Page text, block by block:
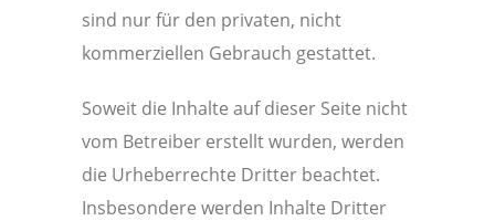
sind nur für den privaten, nicht
kommerziellen Gebrauch gestattet.
Soweit die Inhalte auf dieser Seite nicht
vom Betreiber erstellt wurden, werden
die Urheberrechte Dritter beachtet.
Insbesondere werden Inhalte Dritter